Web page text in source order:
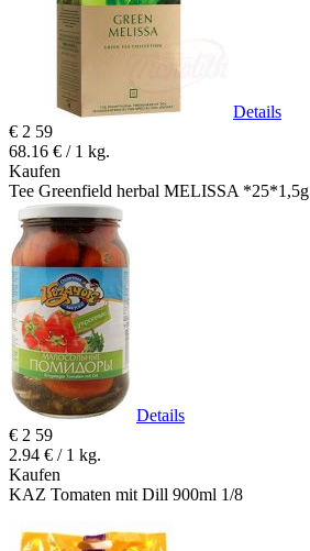
Details
€ 2 59
68.16 € / 1 kg.
Kaufen
Tee Greenfield herbal MELISSA *25*1,5g
Details
€ 2 59
2.94 € / 1 kg.
Kaufen
KAZ Tomaten mit Dill 900ml 1/8